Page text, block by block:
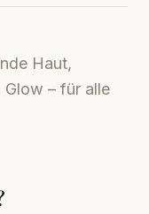
Haut,
– für alle